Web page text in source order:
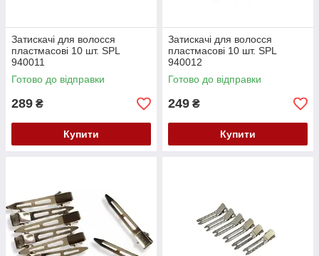
Затискачі для волосся
пластмасові 10 шт. SPL
940011
Готово до відправки
289 ₴
Купити
Затискачі для волосся
пластмасові 10 шт. SPL
940012
Готово до відправки
249 ₴
Купити